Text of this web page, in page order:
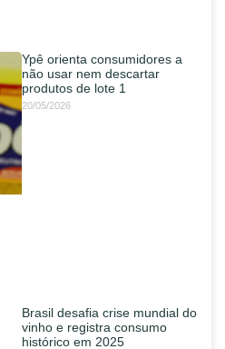
Ypê orienta consumidores a
não usar nem descartar
produtos de lote 1
20/05/2026
Brasil desafia crise mundial do
vinho e registra consumo
histórico em 2025